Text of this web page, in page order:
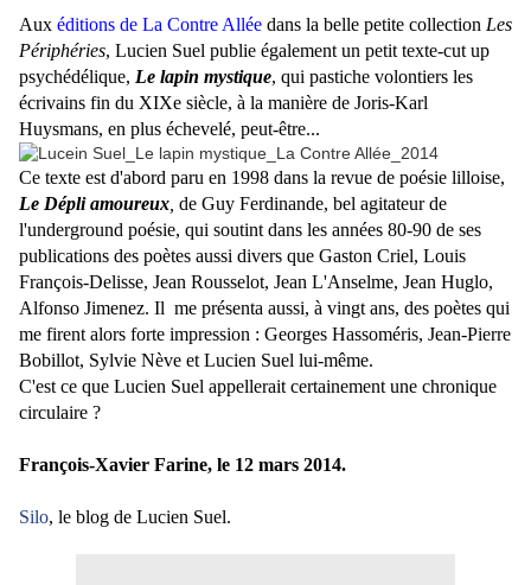
Aux éditions de La Contre Allée dans la belle petite collection Les
Périphéries, Lucien Suel publie également un petit texte-cut up
psychédélique, Le lapin mystique, qui pastiche volontiers les
écrivains fin du XIXe siècle, à la manière de Joris-Karl
Huysmans, en plus échevelé, peut-être...
Ce texte est d'abord paru en 1998 dans la revue de poésie lilloise,
Le Dépli amoureux de Guy Ferdinande, bel agitateur de
l'underground poésie, qui soutint dans les années 80-90 de ses
publications des poètes aussi divers que Gaston Criel, Louis
François-Delisse, Jean Rousselot, Jean L'Anselme, Jean Huglo,
Alfonso Jimenez. Il me présenta aussi, à vingt ans, des poètes qui
me firent alors forte impression : Georges Hassoméris, Jean-Pierre
Bobillot, Sylvie Nève et Lucien Suel lui-même.
C'est ce que Lucien Suel appellerait certainement une chronique
circulaire ?
François-Xavier Farine, le 12 mars 2014.
Silo, le blog de Lucien Suel.